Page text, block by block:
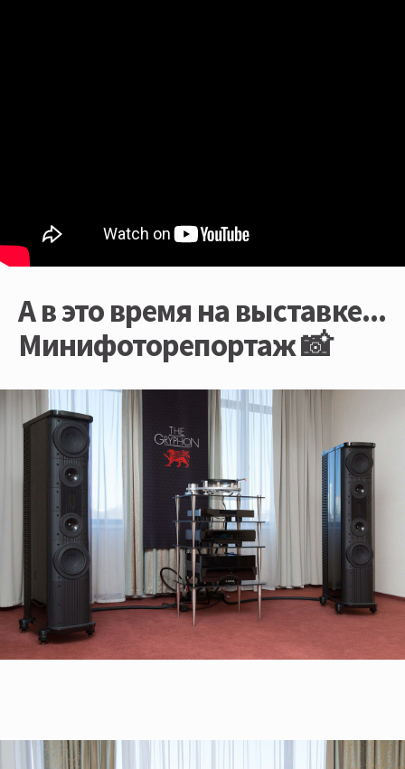
А в это время на выставке...
Минифоторепортаж 📸